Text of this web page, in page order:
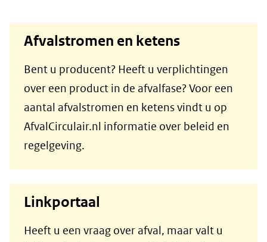
nieuw
naar
andere
Afvalstromen en ketens
Bent u producent? Heeft u verplichtingen
over een product in de afvalfase? Voor een
aantal afvalstromen en ketens vindt u op
AfvalCirculair.nl informatie over beleid en
regelgeving.
Linkportaal
Heeft u een vraag over afval, maar valt u